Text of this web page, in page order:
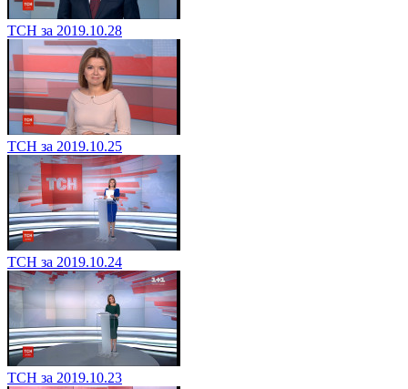
ТСН за 2019.10.28
ТСН за 2019.10.25
ТСН за 2019.10.24
ТСН за 2019.10.23